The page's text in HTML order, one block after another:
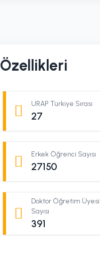
Özellikleri
URAP Türkiye Sırası
27
Erkek Öğrenci Sayısı
27150
Doktor Öğretim Üyesi
Sayısı
391